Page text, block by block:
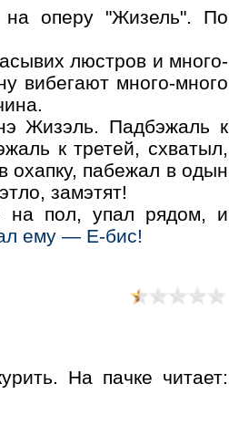
оперу "Жизель". По
люстров и много-
вибегают много-много
Жизэль. Падбэжаль к
к третей, схватыл,
пабежал в одын
замэтят!
на пол, упал рядом, и
ему — Е-бис!
На пачке читает: